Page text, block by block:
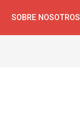
SOBRE NOSOTROS